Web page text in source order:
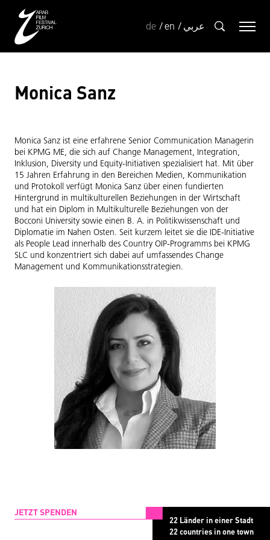
de en عربي
Monica Sanz
Monica Sanz ist eine erfahrene Senior Communication Managerin
bei KPMG ME, die sich auf Change Management, Integration,
Inklusion, Diversity und Equity-Initiativen spezialisiert hat. Mit über
15 Jahren Erfahrung in den Bereichen Medien, Kommunikation
und Protokoll verfügt Monica Sanz über einen fundierten
Hintergrund in multikulturellen Beziehungen in der Wirtschaft
und hat ein Diplom in Multikulturelle Beziehungen von der
Bocconi University sowie einen B. A. in Politikwissenschaft und
Diplomatie im Nahen Osten. Seit kurzem leitet sie die IDE-Initiative
als People Lead innerhalb des Country OIP-Programms bei KPMG
SLC und konzentriert sich dabei auf umfassendes Change
Management und Kommunikationsstrategien.
JETZT SPENDEN
22 Länder in einer Stadt
22 countries in one town